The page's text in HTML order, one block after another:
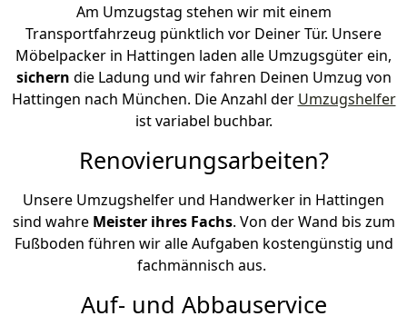
Am Umzugstag stehen wir mit einem
Transportfahrzeug pünktlich vor Deiner Tür. Unsere
Möbelpacker in Hattingen laden alle Umzugsgüter ein,
sichern die Ladung und wir fahren Deinen Umzug von
Hattingen nach München. Die Anzahl der Umzugshelfer
ist variabel buchbar.
Renovierungsarbeiten?
Unsere Umzugshelfer und Handwerker in Hattingen
sind wahre Meister ihres Fachs. Von der Wand bis zum
Fußboden führen wir alle Aufgaben kostengünstig und
fachmännisch aus.
Auf- und Abbauservice